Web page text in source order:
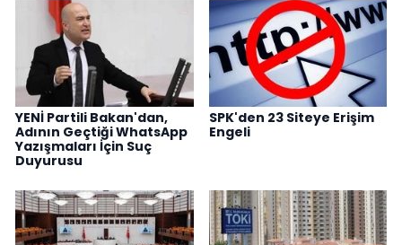
YENİ Partili Bakan'dan,
Adının Geçtiği WhatsApp
Yazışmaları İçin Suç
Duyurusu
SPK'den 23 Siteye Erişim
Engeli